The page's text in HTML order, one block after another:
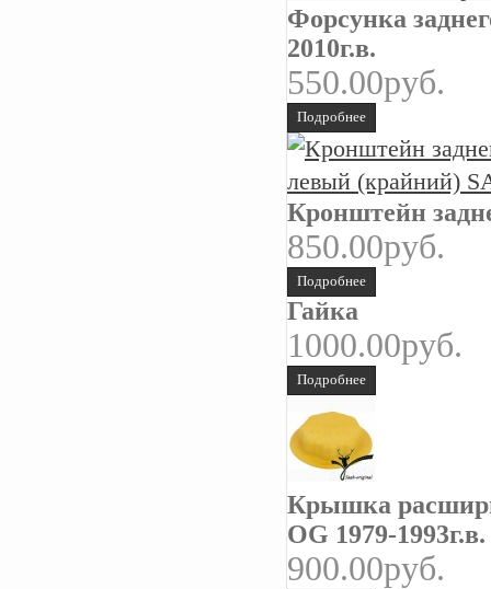
Форсунка
2010г.в.
550.00руб.
Подробнее
Кронштейн
850.00руб.
Подробнее
Гайка
1000.00руб.
Подробнее
Крышка
OG 1979-1993г.в.
900.00руб.